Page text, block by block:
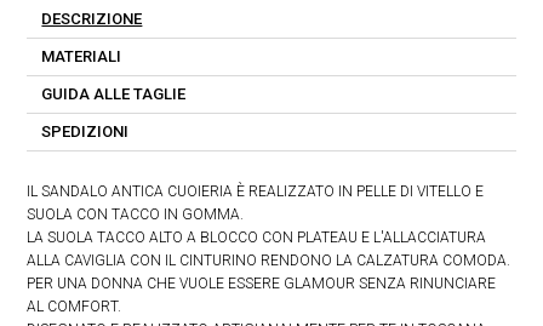
DESCRIZIONE
MATERIALI
GUIDA ALLE TAGLIE
SPEDIZIONI
IL SANDALO ANTICA CUOIERIA È REALIZZATO IN PELLE DI VITELLO E
SUOLA CON TACCO IN GOMMA.
LA SUOLA TACCO ALTO A BLOCCO CON PLATEAU E L'ALLACCIATURA
ALLA CAVIGLIA CON IL CINTURINO RENDONO LA CALZATURA COMODA.
PER UNA DONNA CHE VUOLE ESSERE GLAMOUR SENZA RINUNCIARE
AL COMFORT.